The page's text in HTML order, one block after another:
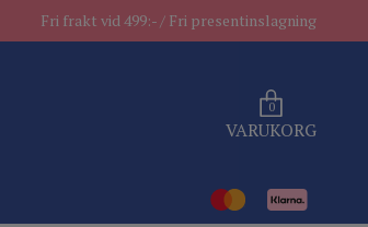
Fri frakt vid 499:- / Fri presentinslagning
0
VARUKORG